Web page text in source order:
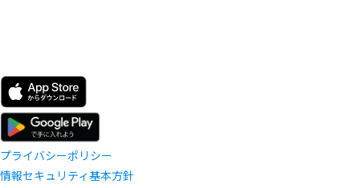
プライバシーポリシー
情報セキュリティ基本方針